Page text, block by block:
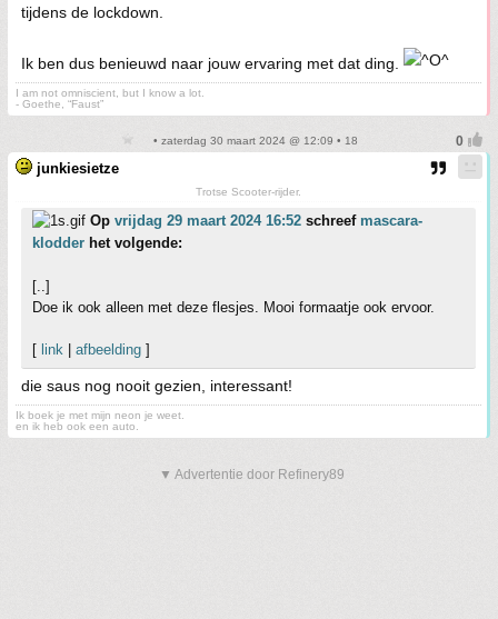
tijdens de lockdown.
Ik ben dus benieuwd naar jouw ervaring met dat ding.
I am not omniscient, but I know a lot.
- Goethe, “Faust”
• zaterdag 30 maart 2024 @ 12:09 • 18
junkiesietze
Trotse Scooter-rijder.
Op vrijdag 29 maart 2024 16:52 schreef mascara-
klodder het volgende:
[..]
Doe ik ook alleen met deze flesjes. Mooi formaatje ook ervoor.
[ link | afbeelding ]
die saus nog nooit gezien, interessant!
Ik boek je met mijn neon je weet.
en ik heb ook een auto.
▼ Advertentie door Refinery89